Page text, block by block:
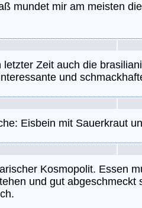
mundet mir am meisten
letzter Zeit auch die
und
Eisbein mit Sauerkraut
Kosmopolit. Essen
und gut abgeschmeckt